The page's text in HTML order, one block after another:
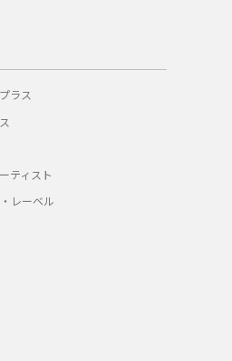
ラス
ティスト
レーベル